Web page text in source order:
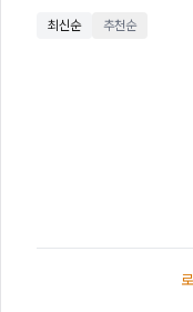
최신순 추천순